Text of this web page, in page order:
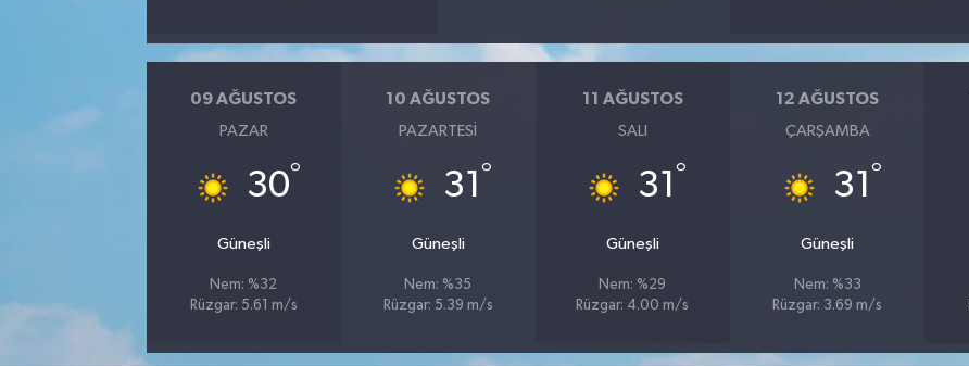
09 AĞUSTOS
PAZAR
30°
Güneşli
Nem: %32
Rüzgar: 5.61 m/s
10 AĞUSTOS
PAZARTESI
31 °
Güneşli
Nem: %35
Rüzgar: 5.39 m/s
11 AĞUSTOS
SALI
31 °
Güneşli
Nem: %29
Rüzgar: 4.00 m/s
12 AĞUSTOS
ÇARŞAMBA
31 °
Güneşli
Nem: %33
Rüzgar: 3.69 m/s